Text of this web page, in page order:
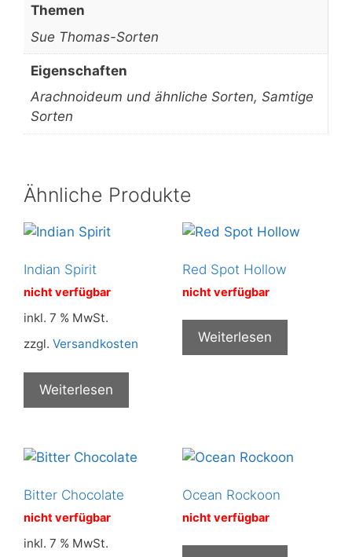
Themen
Sue Thomas-Sorten
Eigenschaften
Arachnoideum und ähnliche Sorten, Samtige
Sorten
Ähnliche Produkte
Indian Spirit
nicht verfügbar
inkl. 7 % MwSt.
zzgl. Versandkosten
Weiterlesen
Red Spot Hollow
nicht verfügbar
Weiterlesen
Bitter Chocolate
nicht verfügbar
inkl. 7 % MwSt.
Ocean Rockoon
nicht verfügbar